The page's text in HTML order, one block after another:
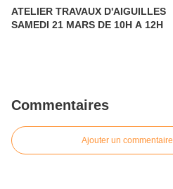
ATELIER TRAVAUX D'AIGUILLES
SAMEDI 21 MARS DE 10H A 12H
Commentaires
Ajouter un commentaire